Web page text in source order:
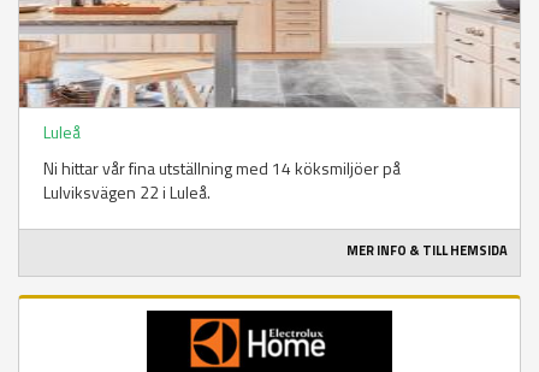
Luleå
Ni hittar vår fina utställning med 14 köksmiljöer på
Lulviksvägen 22 i Luleå.
MER INFO & TILL HEMSIDA